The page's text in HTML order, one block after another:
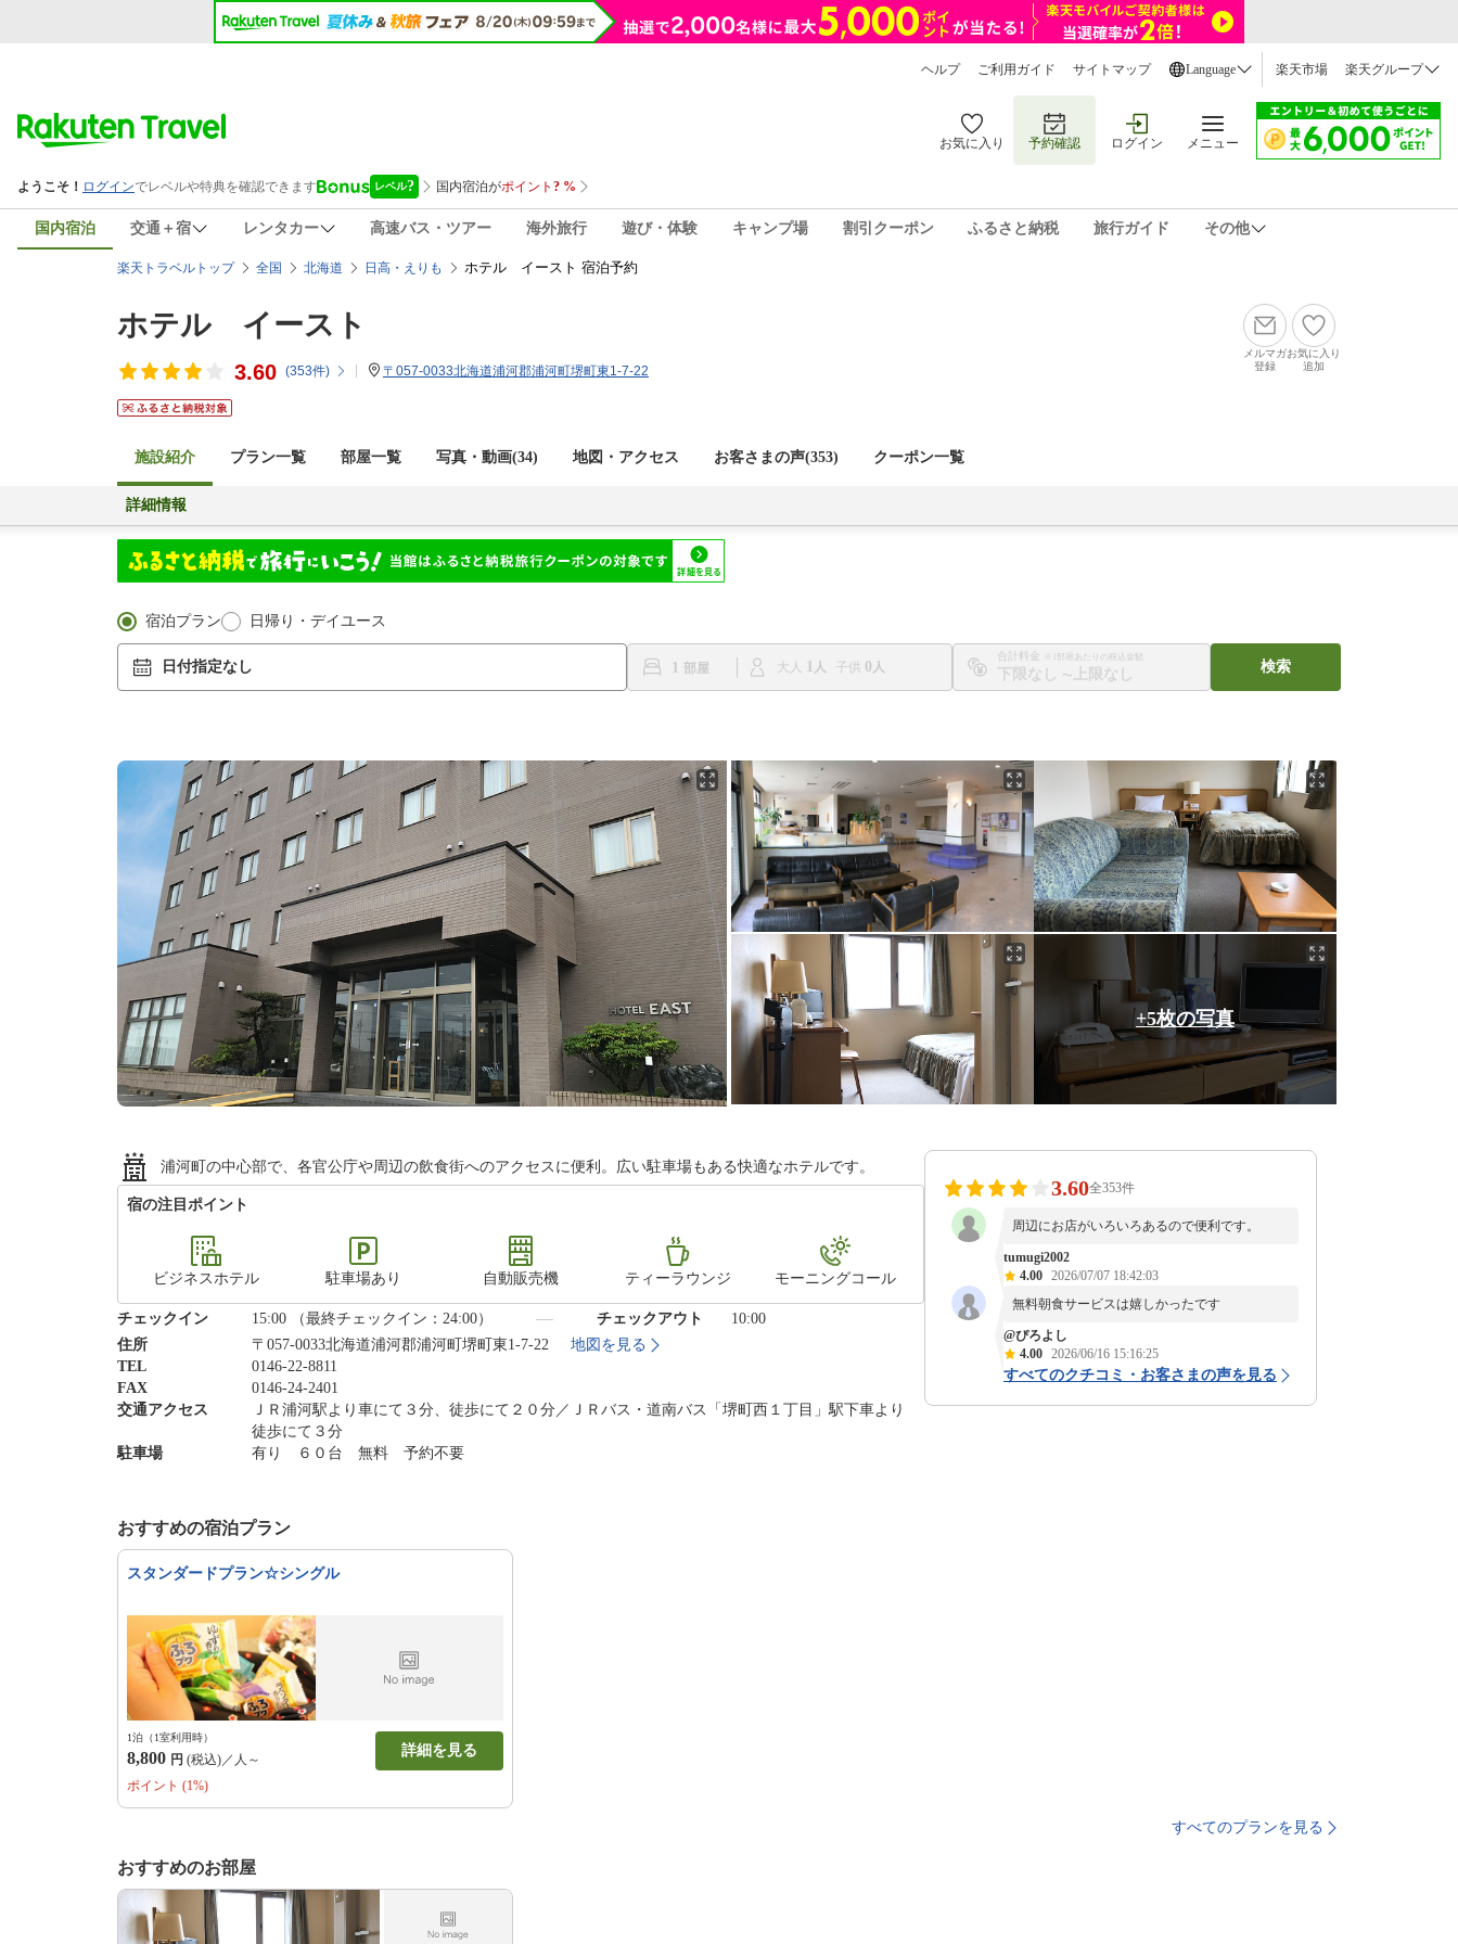
ヘルプ ご利用ガイド サイトマップ Language 楽天市場 楽天グループ
お気に入り 予約確認 ログイン メニュー
国内宿泊 交通＋宿 レンタカー 高速バス・ツアー 海外旅行 遊び・体験 キャンプ場 割引クーポン ふるさと納税 旅行ガイド その他
楽天トラベルトップ 全国 北海道 日高・えりも ホテル イースト 宿泊予約
ホテル イースト
3.60 (353件) 〒057-0033北海道浦河郡浦河町堺町東1-7-22
メルマガ
登録
お気に入り
追加
施設紹介 プラン一覧 部屋一覧 写真・動画(34) 地図・アクセス お客さまの声(353) クーポン一覧
詳細情報
宿泊プラン 日帰り・デイユース
日付指定なし 1 大人 1 子供 0
合計料金 ※1部屋あたりの税込金額
〜
検索
+5枚の写真
浦河町の中心部で、各官公庁や周辺の飲食街へのアクセスに便利。広い駐車場もある快適なホテルです。
宿の注目ポイント
ビジネスホテル 駐車場あり 自動販売機 ティーラウンジ モーニングコール
チェックイン 15:00 （最終チェックイン：24:00） チェックアウト
10:00
住所
〒057-0033北海道浦河郡浦河町堺町東1-7-22
地図を見る
TEL
0146-22-8811
FAX
0146-24-2401
交通アクセス
ＪＲ浦河駅より車にて３分、徒歩にて２０分／ＪＲバス・道南バス「堺町西１丁目」駅下車より
徒歩にて３分
駐車場
有り ６０台 無料 予約不要
3.60全353件
周辺にお店がいろいろあるので便利です。
tumugi2002
4.00 2026/07/07 18:42:03
無料朝食サービスは嬉しかったです
@ぴろよし
4.00 2026/06/16 15:16:25
すべてのクチコミ・お客さまの声を見る
おすすめの宿泊プラン
スタンダードプラン☆シングル
1泊（1室利用時）
8,800 円 (税込)／人～
詳細を見る
ポイント (1%)
すべてのプランを見る
おすすめのお部屋